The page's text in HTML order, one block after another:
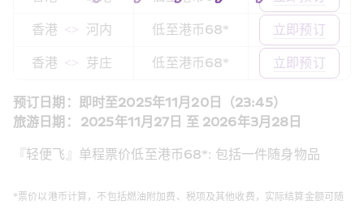
香港 <> 河内 低至港币68* 立即预订
香港 <> 芽庄 低至港币68* 立即预订
预订日期：即时至2025年11月20日（23:45）
旅游日期： 2025年11月27日 至 2026年3月28日
『轻便飞』单程票价低至港币68*: 包括一件随身物品
*票价以港币计算，不包括燃油附加费、税项及其他收费，实际结算金额可随